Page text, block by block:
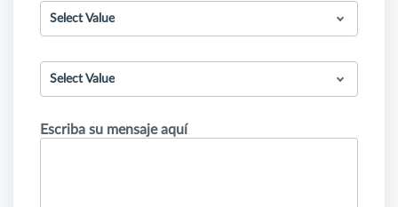
Select Value
Select Value
Escriba su mensaje aquí